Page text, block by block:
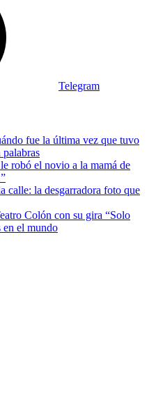
Telegram
fue la última vez que tuvo
robó el novio a la mamá de
calle: la desgarradora foto que
Colón con su gira “Solo
en el mundo